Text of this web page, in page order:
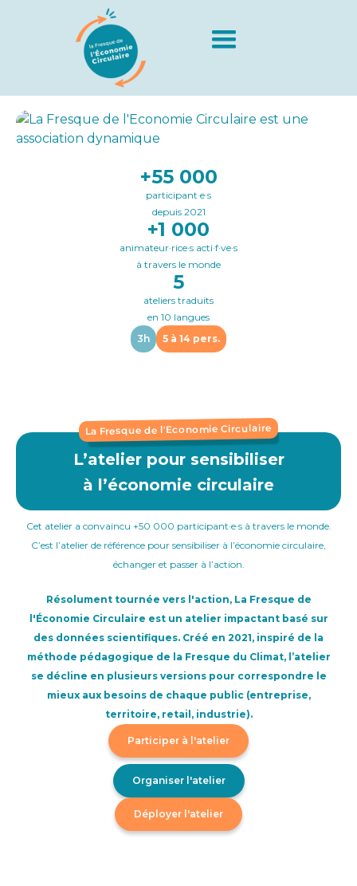
3h 5 à 14 pers.
+55 000
participant·e·s
depuis 2021
+1 000
animateur·rice·s acti·f·ve·s
à travers le monde
5
ateliers traduits
en 10 langues
La Fresque de l'Economie Circulaire
L’atelier pour sensibiliser
à l’économie circulaire
Cet atelier a convaincu +50 000 participant·e·s à travers le monde.
C’est l’atelier de référence pour sensibiliser à l’économie circulaire,
échanger et passer à l’action.
Résolument tournée vers l'action, La Fresque de
l'Économie Circulaire est un atelier impactant basé sur
des données scientifiques. Créé en 2021, inspiré de la
méthode pédagogique de la Fresque du Climat, l’atelier
se décline en plusieurs versions pour correspondre le
mieux aux besoins de chaque public (entreprise,
territoire, retail, industrie).
Participer à l'atelier
Organiser l'atelier
Déployer l'atelier